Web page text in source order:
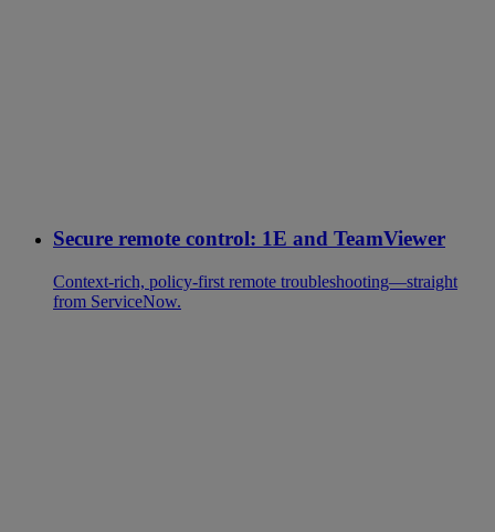
Secure remote control: 1E and TeamViewer
Context-rich, policy-first remote troubleshooting—straight
from ServiceNow.